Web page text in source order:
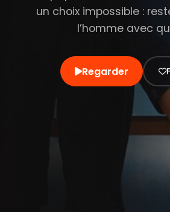
un choix impossible :
l’homme avec
Regarder